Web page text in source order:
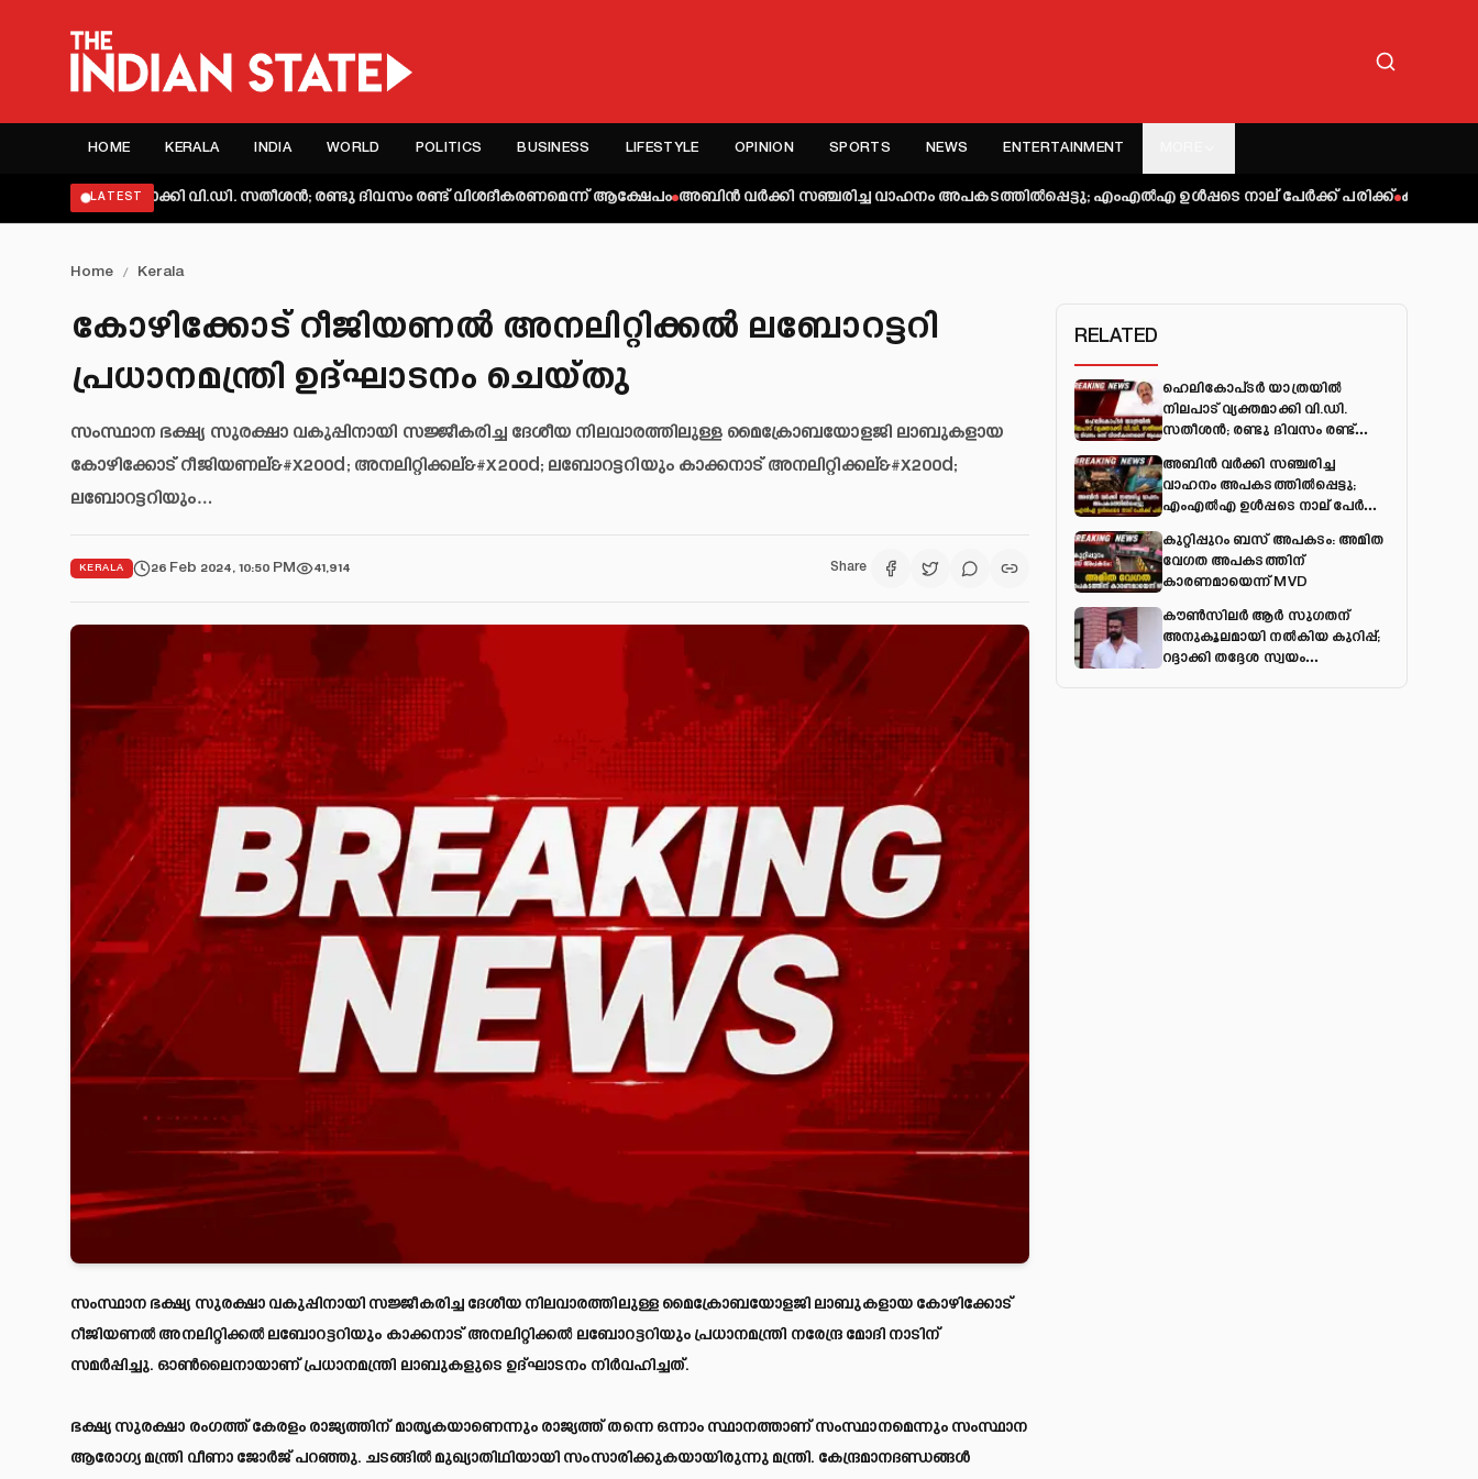
HOME KERALA INDIA WORLD POLITICS BUSINESS LIFESTYLE OPINION SPORTS NEWS ENTERTAINMENT
LATEST
വി.ഡി. സതീശൻ; രണ്ടു ദിവസം രണ്ട് വിശദീകരണമെന്ന് ആക്ഷേപം അബിന്‍ വര്‍ക്കി സഞ്ചരിച്ച വാഹനം അപകടത്തില്‍പ്പെട്ടു; എംഎല്‍എ ഉള്‍പ്പടെ നാല് പേര്‍ക്ക് പരിക്ക് കുറ്റിപ്പുറം ബസ്
Home / Kerala
കോഴിക്കോട് റീജിയണല്‍ അനലിറ്റിക്കല്‍ ലബോറട്ടറി
പ്രധാനമന്ത്രി ഉദ്ഘാടനം ചെയ്തു
സംസ്ഥാന ഭക്ഷ്യ സുരക്ഷാ വകുപ്പിനായി സജ്ജീകരിച്ച ദേശീയ നിലവാരത്തിലുള്ള മൈക്രോബയോളജി ലാബുകളായ
കോഴിക്കോട് റീജിയണല്&#x200d; അനലിറ്റിക്കല്&#x200d; ലബോറട്ടറിയും കാക്കനാട് അനലിറ്റിക്കല്&#x200d;
ലബോറട്ടറിയും…
KERALA 26 Feb 2024, 10:50 PM 41,914 Share
സംസ്ഥാന ഭക്ഷ്യ സുരക്ഷാ വകുപ്പിനായി സജ്ജീകരിച്ച ദേശീയ നിലവാരത്തിലുള്ള മൈക്രോബയോളജി ലാബുകളായ കോഴിക്കോട്
റീജിയണല്‍ അനലിറ്റിക്കല്‍ ലബോറട്ടറിയും കാക്കനാട് അനലിറ്റിക്കല്‍ ലബോറട്ടറിയും പ്രധാനമന്ത്രി നരേന്ദ്ര മോദി നാടിന്
സമര്‍പ്പിച്ചു. ഓൺലൈനായാണ് പ്രധാനമന്ത്രി ലാബുകളുടെ ഉദ്ഘാടനം നിര്‍വഹിച്ചത്.
ഭക്ഷ്യ സുരക്ഷാ രംഗത്ത് കേരളം രാജ്യത്തിന് മാതൃകയാണെന്നും രാജ്യത്ത് തന്നെ ഒന്നാം സ്ഥാനത്താണ് സംസ്ഥാനമെന്നും സംസ്ഥാന
ആരോഗ്യ മന്ത്രി വീണാ ജോർജ് പറഞ്ഞു. ചടങ്ങിൽ മുഖ്യാതിഥിയായി സംസാരിക്കുകയായിരുന്നു മന്ത്രി. കേന്ദ്രമാനദണ്ഡങ്ങൾ
RELATED
ഹെലികോപ്ടർ യാത്രയിൽ
നിലപാട് വ്യക്തമാക്കി വി.ഡി.
സതീശൻ; രണ്ടു ദിവസം രണ്ട്
അബിന്‍ വര്‍ക്കി സഞ്ചരിച്ച
വാഹനം അപകടത്തില്‍പ്പെട്ടു;
എംഎല്‍എ ഉള്‍പ്പടെ നാല് പേര്‍ക്ക്
കുറ്റിപ്പുറം ബസ് അപകടം: അമിത
വേഗത അപകടത്തിന്
കാരണമായെന്ന് MVD
കൗൺസിലർ ആർ സുഗതന്
അനുകൂലമായി നല്‍കിയ കുറിപ്പ്;
റദ്ദാക്കി തദ്ദേശ സ്വയം